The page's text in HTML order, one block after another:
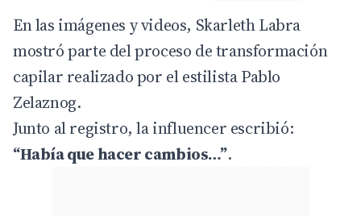
En las imágenes y videos, Skarleth Labra
mostró parte del proceso de transformación
capilar realizado por el estilista Pablo
Zelaznog.
Junto al registro, la influencer escribió:
“Había que hacer cambios…”.